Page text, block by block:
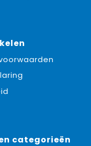
categorieën